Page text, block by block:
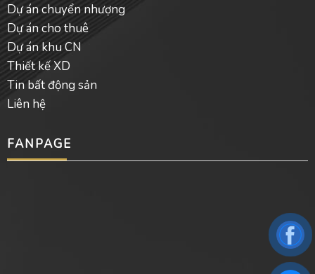
Dự án chuyển nhượng
Dự án cho thuê
Dự án khu CN
Thiết kế XD
Tin bất động sản
Liên hệ
FANPAGE